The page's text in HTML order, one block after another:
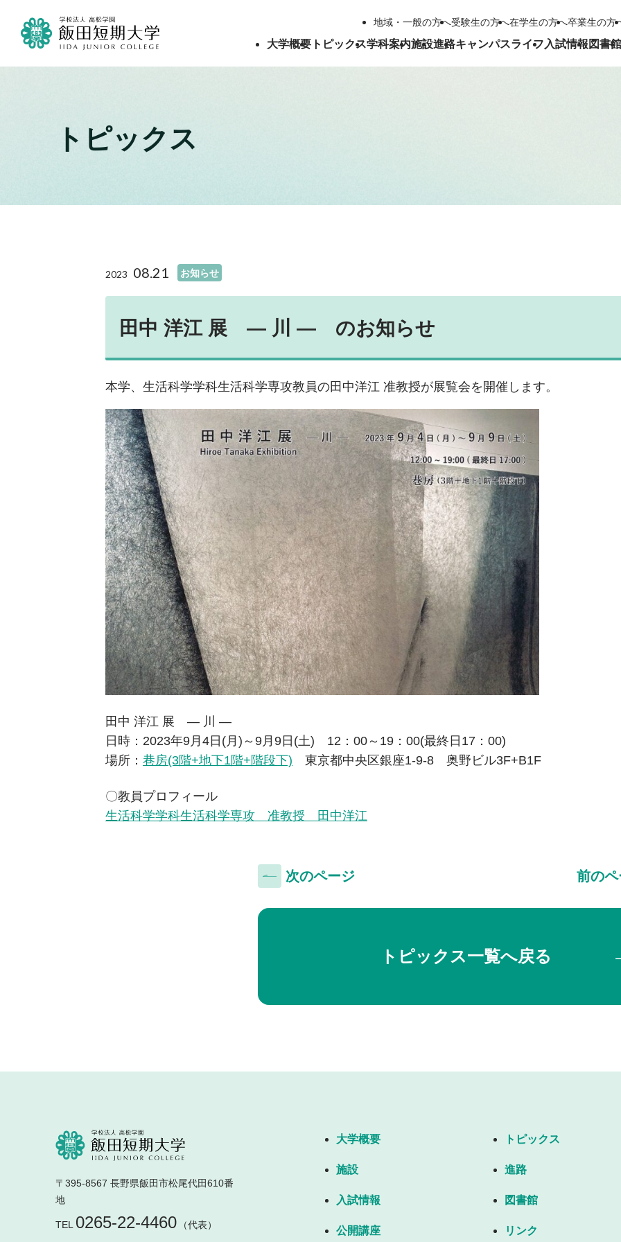
地域・一般の方へ受験生の方へ在学生の方へ卒業生の方
大学概要トピックス学科案内施設進路キャンパスライフ 入試情報 図書館
トピックス
2023 08.21 お知らせ
田中 洋江 展 ― 川 ― のお知らせ
本学、生活科学学科生活科学専攻教員の田中洋江 准教授が展覧会を開催します。
田中 洋江 展 ― 川 ―
日時：2023年9月4日(月)～9月9日(土) 12：00～19：00(最終日17：00)
場所： 巷房(3階+地下1階+階段下) 東京都中央区銀座1-9-8 奥野ビル3F+B1F
〇教員プロフィール
生活科学学科生活科学専攻 准教授 田中洋江
前の
次のページ
トピックス一覧へ戻る
〒395-8567 長野県飯田市松尾代田610番
地
TEL 0265-22-4460
（代表）
大学概要 トピックス
施設 進路
入試情報 図書館
公開講座 リンク